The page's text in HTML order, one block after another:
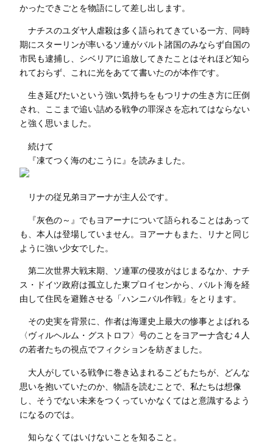
かったできごとを物語にして差し出します。
ナチスのユダヤ人虐殺は多く語られてきている一方、同時
期にスターリンが率いるソ連がバルト諸国のみならず自国の
市民も逮捕し、シベリアに追放してきたことはそれほど知ら
れておらず、これに光をあてて書いたのが本作です。
生き延びたいという強い気持ちをもつリナの生き方に圧倒
され、ここまで追い詰める戦争の罪深さを忘れてはならない
と強く思いました。
続けて
『凍てつく海のむこうに』を読みました。
リナの従兄弟ヨアーナが主人公です。
『灰色の～』でもヨアーナについて語られることはあって
も、本人は登場していません。ヨアーナもまた、リナと同じ
ように強い少女でした。
第二次世界大戦末期、ソ連軍の侵攻がはじまるなか、ナチ
ス・ドイツ政府は孤立した東プロイセンから、バルト海を経
由して住民を避難させる「ハンニバル作戦」をとります。
その史実を背景に、作者は海運史上最大の惨事とよばれる
〈ヴィルヘルム・グストロフ〉号のことをヨアーナ含む４人
の若者たちの視点でフィクションを紡ぎました。
大人がしている戦争に巻き込まれるこどもたちが、どんな
思いを抱いていたのか、物語を読むことで、私たちは想像
し、そうでない未来をつくっていかなくてはと意識するよう
になるのでは。
知らなくてはいけないことを知ること。